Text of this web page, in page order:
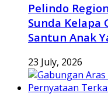
Pelindo
Sunda Kelapa
Santun Anak
23 July, 2026